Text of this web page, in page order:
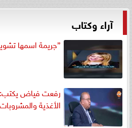
آراء وكتاب
”جريمة اسمها
رفعت فياض
الأغذية